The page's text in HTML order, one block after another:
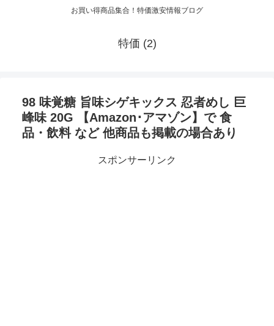
お買い得商品集合！特価激安情報ブログ
特価 (2)
98 味覚糖 旨味シゲキックス 忍者めし 巨
峰味 20G 【Amazon･アマゾン】で 食
品・飲料 など 他商品も掲載の場合あり
スポンサーリンク